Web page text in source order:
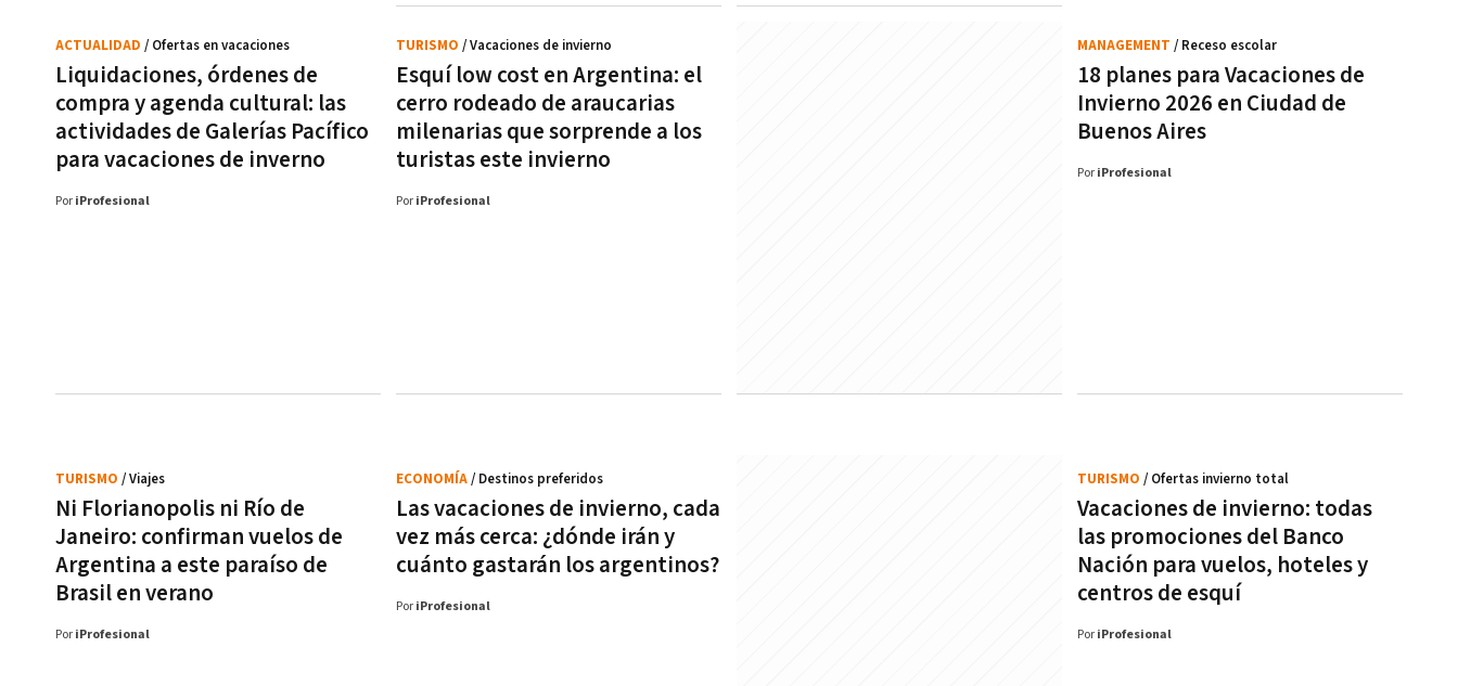
Liquidaciones, órdenes de
compra y agenda cultural: las
actividades de Galerías Pacífico
para vacaciones de inverno
ACTUALIDAD / Ofertas en vacaciones
Por iProfesional
Esquí low cost en Argentina: el
cerro rodeado de araucarias
milenarias que sorprende a los
turistas este invierno
TURISMO / Vacaciones de invierno
Por iProfesional
18 planes para Vacaciones de
Invierno 2026 en Ciudad de
Buenos Aires
MANAGEMENT / Receso escolar
Por iProfesional
Ni Florianopolis ni Río de
Janeiro: confirman vuelos de
Argentina a este paraíso de
Brasil en verano
TURISMO / Viajes
Por iProfesional
Las vacaciones de invierno, cada
vez más cerca: ¿dónde irán y
cuánto gastarán los argentinos?
ECONOMÍA/ Destinos preferidos
Por iProfesional
Vacaciones de invierno: todas
las promociones del Banco
Nación para vuelos, hoteles y
centros de esquí
TURISMO / Ofertas invierno total
Por iProfesional